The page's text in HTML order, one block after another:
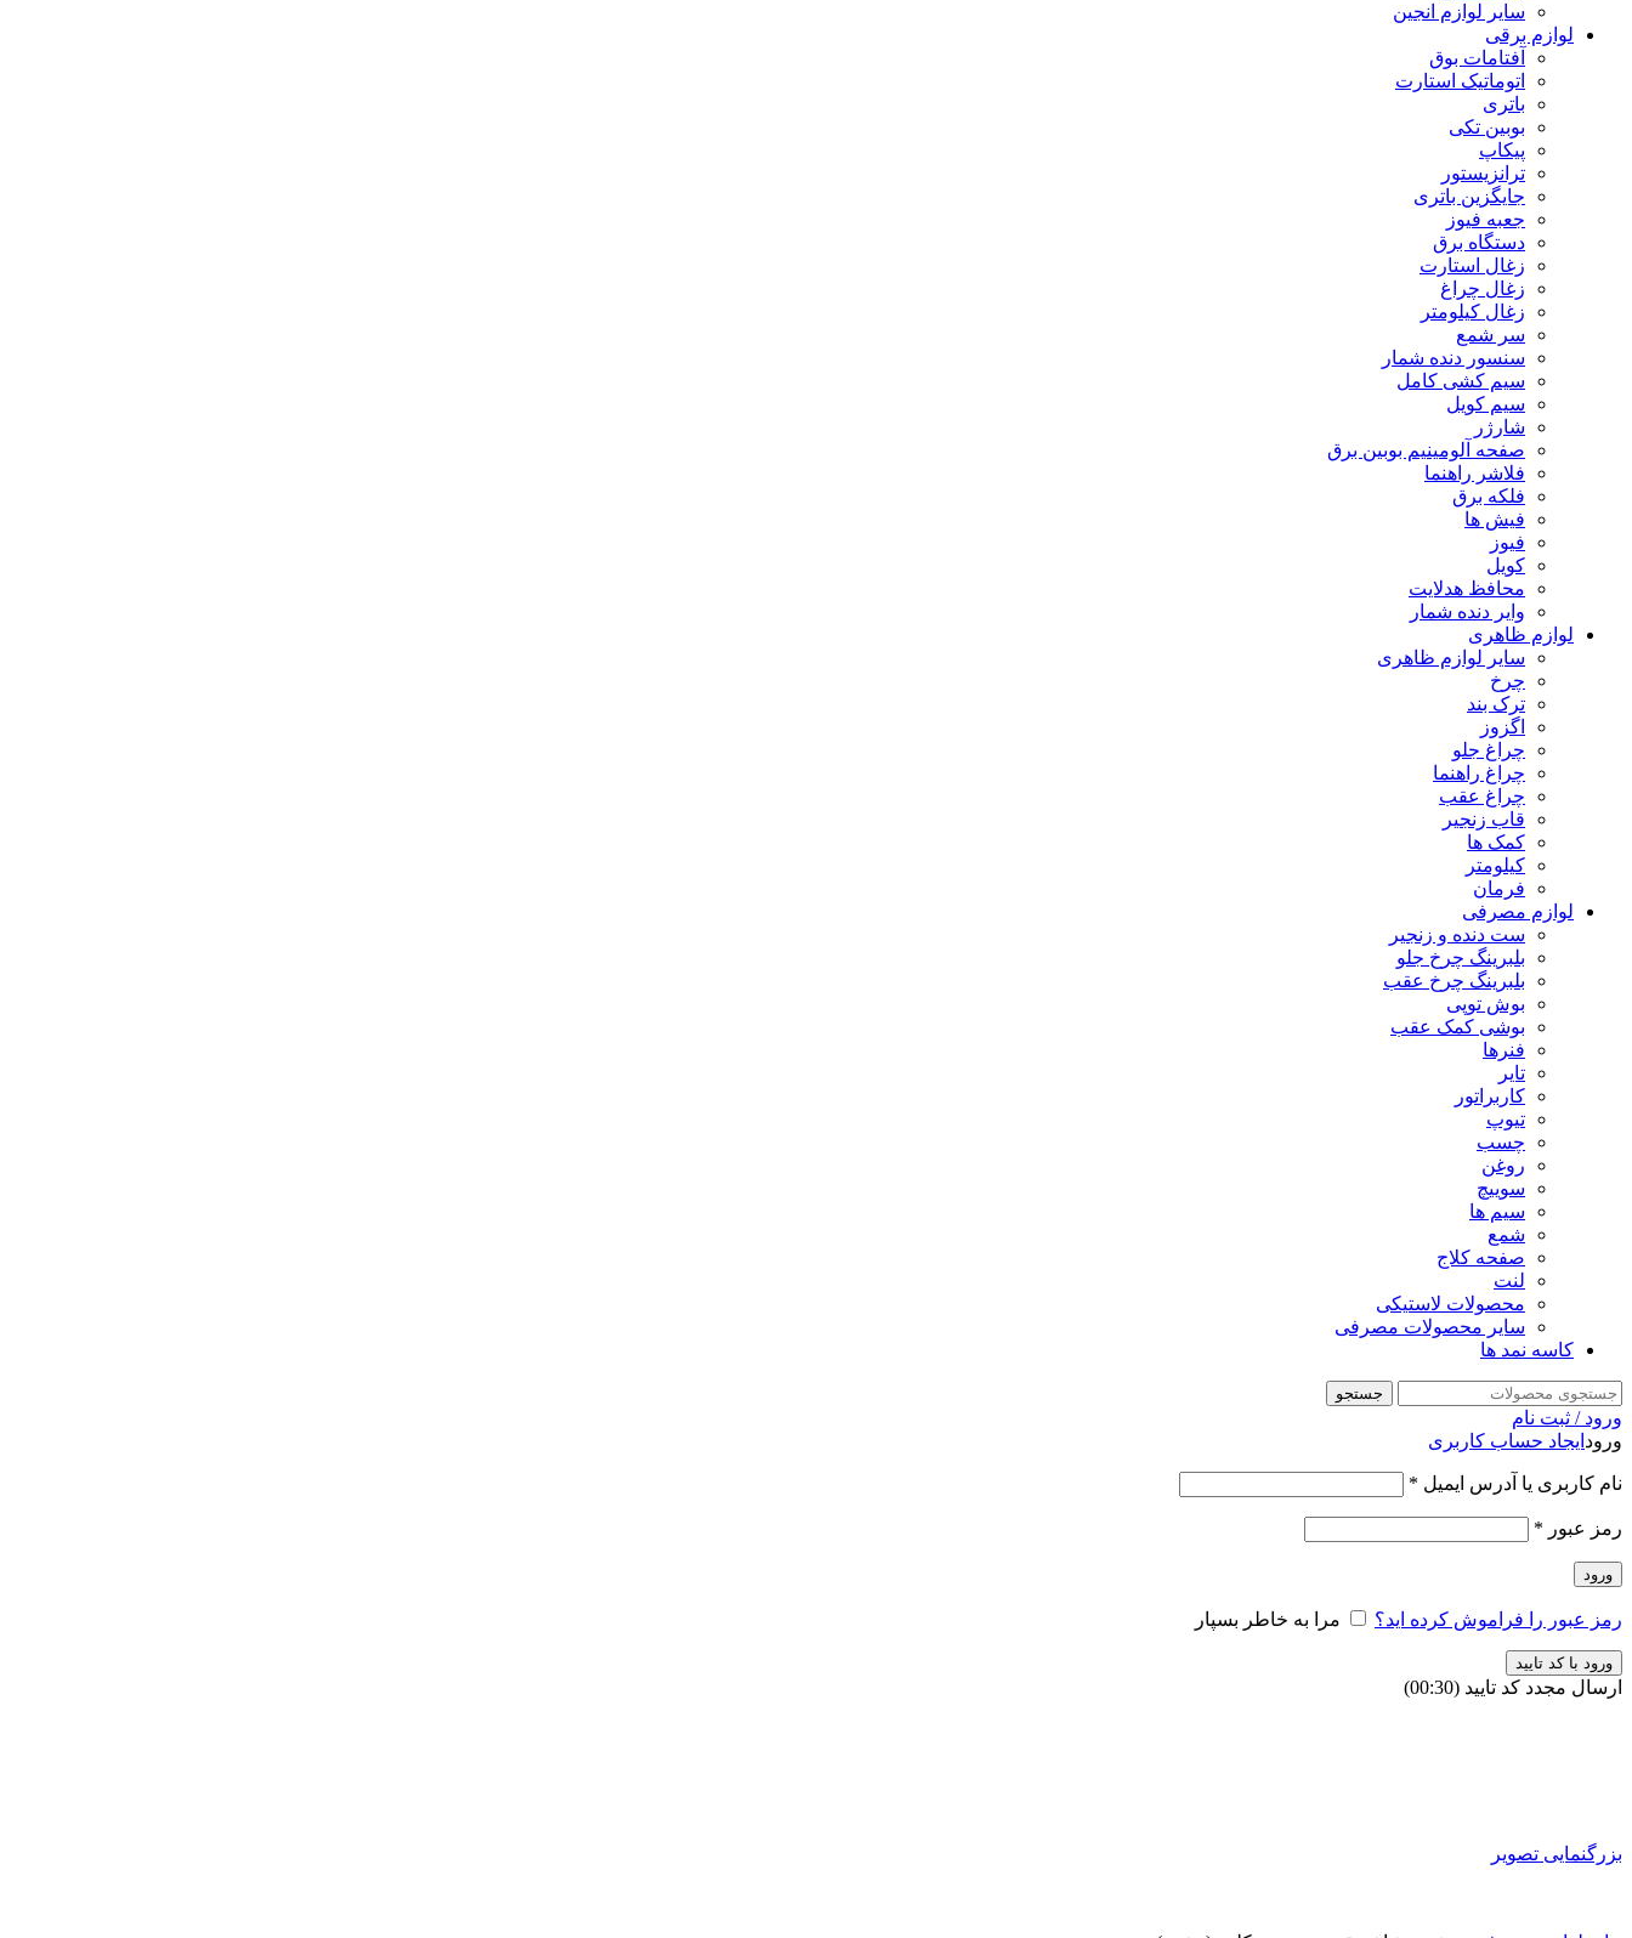
سایر لوازم انجین
لوازم برقی
آفتامات بوق
اتوماتیک استارت
باتری
بوبین تکی
پیکاپ
ترانزیستور
جایگزین باتری
جعبه فیوز
دستگاه برق
زغال استارت
زغال چراغ
زغال کیلومتر
سر شمع
سنسور دنده شمار
سیم کشی کامل
سیم کویل
شارژر
صفحه آلومینیم بوبین برق
فلاشر راهنما
فلکه برق
فیش ها
فیوز
کویل
محافظ هدلایت
وایر دنده شمار
لوازم ظاهری
سایر لوازم ظاهری
چرخ
ترک بند
اگزوز
چراغ جلو
چراغ راهنما
چراغ عقب
قاب زنجیر
کمک ها
کیلومتر
فرمان
لوازم مصرفی
ست دنده و زنجیر
بلبرینگ چرخ جلو
بلبرینگ چرخ عقب
بوش توپی
بوشی کمک عقب
فنرها
تایر
کاربراتور
تیوپ
چسب
روغن
سوییچ
سیم ها
شمع
صفحه کلاج
لنت
محصولات لاستیکی
سایر محصولات مصرفی
کاسه نمد ها
جستجو
ورود / ثبت نام
ورود ایجاد حساب کاربری
نام کاربری یا آدرس ایمیل *
رمز عبور *
ورود
رمز عبور را فراموش کرده اید؟ مرا به خاطر بسپار
ورود با کد تایید
ارسال مجدد کد تایید (00:
30
)
بزرگنمایی تصویر